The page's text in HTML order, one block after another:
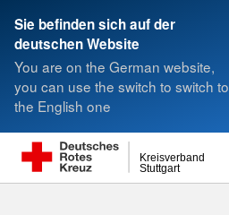
Sie befinden sich auf der
deutschen Website
You are on the German website,
you can use the switch to switch to
the English one
Stuttgart
Kreisverband
Suche